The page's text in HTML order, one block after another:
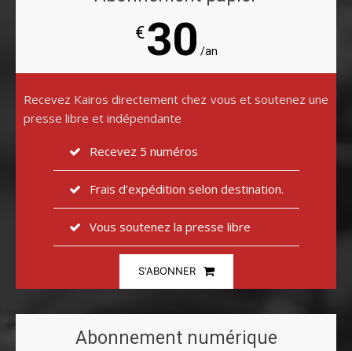
€30 /an
Recevez Kairos directement chez vous et soutenez une
presse libre et indépendante
Recevez 5 numéros
Frais d’expédition selon destination.
Vous soutenez la presse libre
S'ABONNER
Abonnement numérique